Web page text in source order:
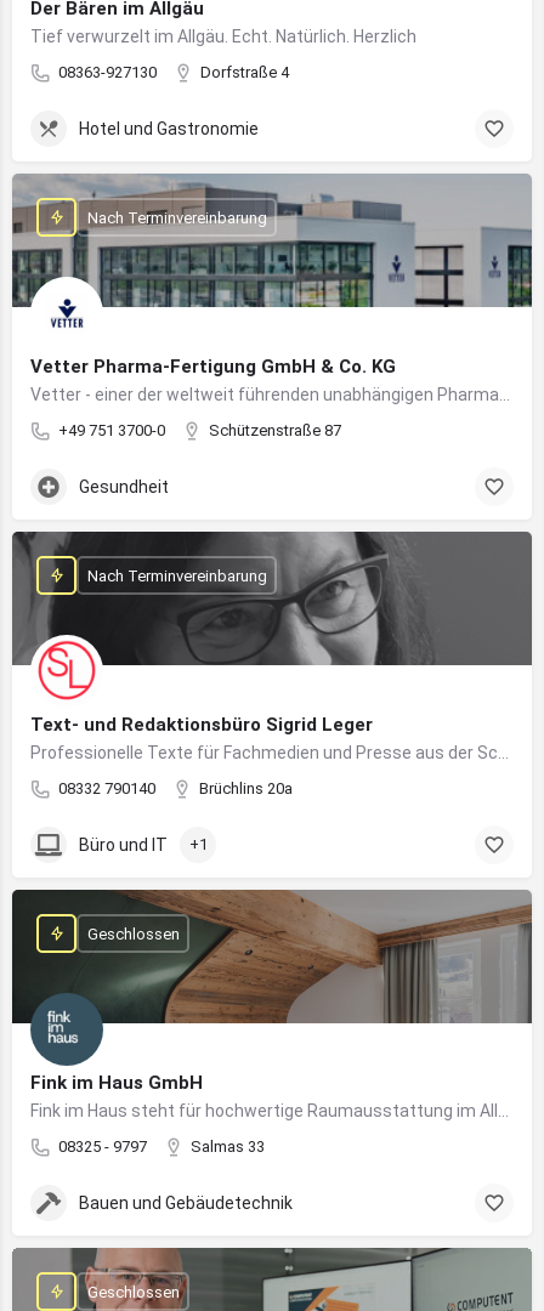
Der Bären im Allgäu
Tief verwurzelt im Allgäu. Echt. Natürlich. Herzlich
08363-927130 Dorfstraße 4
Hotel und Gastronomie
Vetter Pharma-Fertigung GmbH & Co. KG
+49 751 3700-0 Schützenstraße 87
Nach Terminvereinbarung
Gesundheit
Text- und Redaktionsbüro Sigrid Leger
08332 790140 Brüchlins 20a
Nach Terminvereinbarung
Büro und IT +1
Fink im Haus GmbH
08325 - 9797 Salmas 33
Geschlossen
Bauen und Gebäudetechnik
Geschlossen